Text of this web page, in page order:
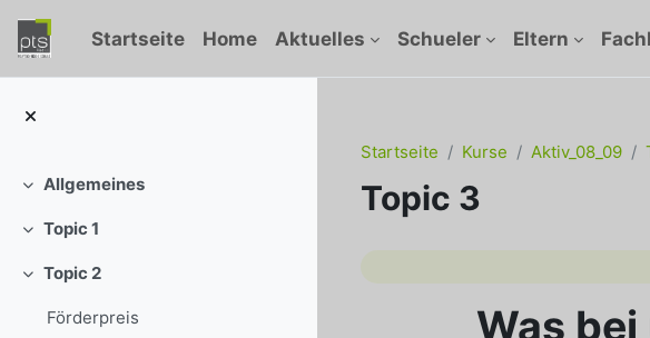
Startseite Home Aktuelles Schueler Eltern
Einklappen
Allgemeines
Einklappen
Topic 1
Einklappen
Topic 2
Förderpreis
Startseite Kurse Aktiv_08_09
Topic 3
Was